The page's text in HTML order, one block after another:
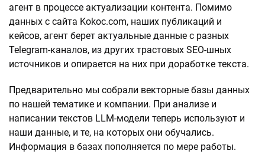
агент в процессе актуализации контента. Помимо
данных с сайта Kokoc.com, наших публикаций и
кейсов, агент берет актуальные данные с разных
Telegram-каналов, из других трастовых SEO-шных
источников и опирается на них при доработке текста.
Предварительно мы собрали векторные базы данных
по нашей тематике и компании. При анализе и
написании текстов LLM-модели теперь используют и
наши данные, и те, на которых они обучались.
Информация в базах пополняется по мере работы.